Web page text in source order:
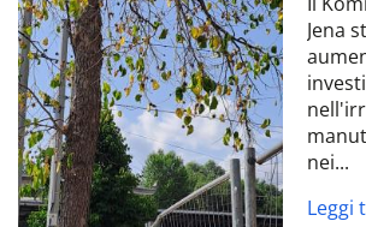
Jena
nei...
Leggi